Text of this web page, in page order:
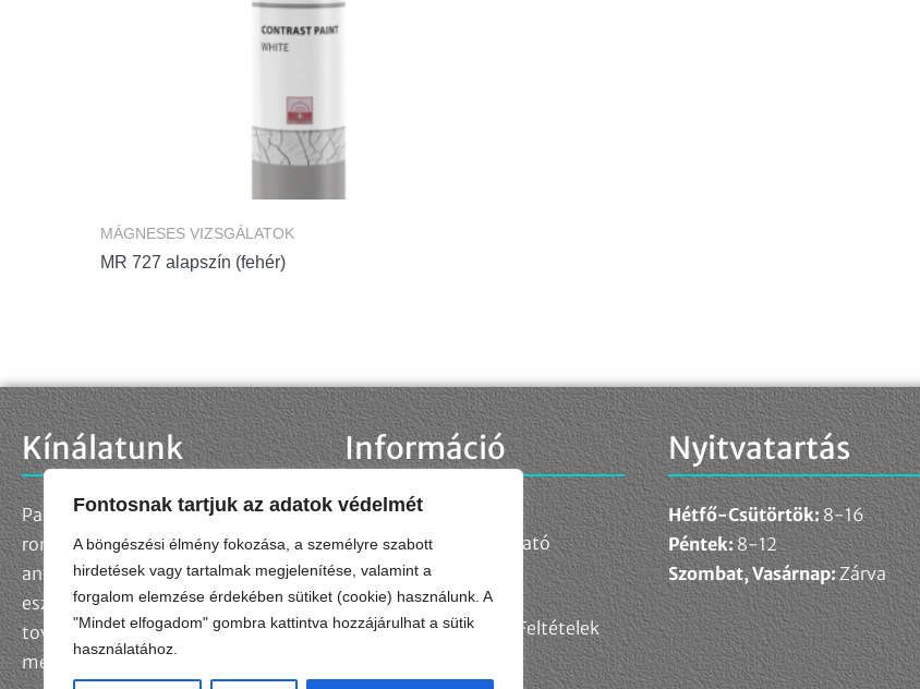
Fontosnak tartjuk az adatok védelmét
A böngészési élmény fokozása, a személyre szabott
hirdetések vagy tartalmak megjelenítése, valamint a
forgalom elemzése érdekében sütiket (cookie) használunk. A
"Mindet elfogadom" gombra kattintva hozzájárulhat a sütik
használatához.
MÁGNESES VIZSGÁLATOK
MR 727 alapszín (fehér)
Kínálatunk
Palettánkon megtalálja a
roncsolásmentes
anyagvizsgálatok szabványos
eszközeit és kellékanyagait,
továbbá egyedi műszaki
megoldásokat is fejlesztünk.
Információ
Kapcsolat
Adatkezelési tájékoztató
Adatkezelési kérelem
Impresszum
Általános Szerződési Feltételek
Nyitvatartás
Hétfő-Csütörtök:8-16
Péntek:8-12
Szombat, Vasárnap:Zárva